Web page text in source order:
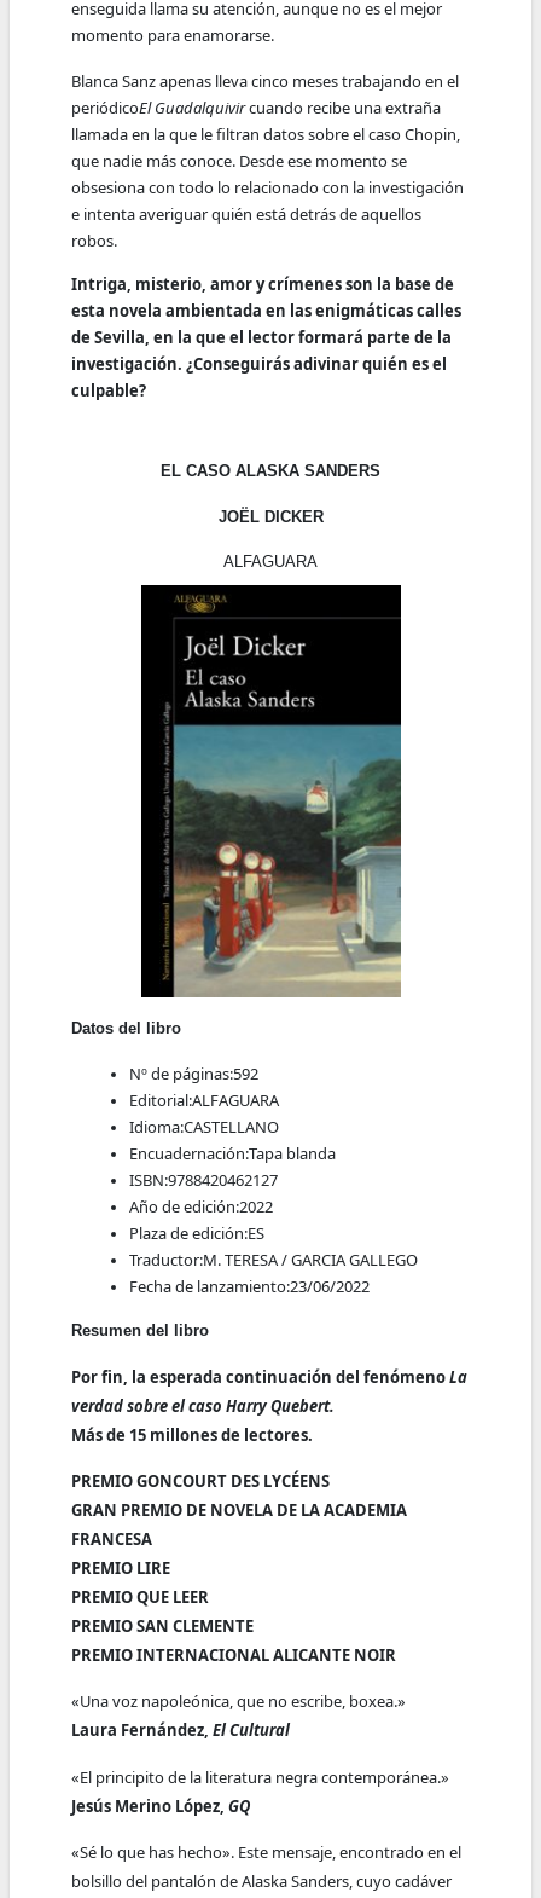
enseguida llama su atención, aunque no es el mejor
momento para enamorarse.
Blanca Sanz apenas lleva cinco meses trabajando en el
periódicoEl Guadalquivircuando recibe una extraña
llamada en la que le filtran datos sobre el caso Chopin,
que nadie más conoce. Desde ese momento se
obsesiona con todo lo relacionado con la investigación
e intenta averiguar quién está detrás de aquellos
robos.
Intriga, misterio, amor y crímenes son la base de
esta novela ambientada en las enigmáticas calles
de Sevilla, en la que el lector formará parte de la
investigación. ¿Conseguirás adivinar quién es el
culpable?
EL CASO ALASKA SANDERS
JOËL DICKER
ALFAGUARA
Datos del libro
Nº de páginas:592
Editorial:ALFAGUARA
Idioma:CASTELLANO
Encuadernación:Tapa blanda
ISBN:9788420462127
Año de edición:2022
Plaza de edición:ES
Traductor:M. TERESA / GARCIA GALLEGO
Fecha de lanzamiento:23/06/2022
Resumen del libro
Por fin, la esperada continuación del fenómenoLa
verdad sobre el caso Harry Quebert.
Más de 15 millones de lectores.
PREMIO GONCOURT DES LYCÉENS
GRAN PREMIO DE NOVELA DE LA ACADEMIA
FRANCESA
PREMIO LIRE
PREMIO QUE LEER
PREMIO SAN CLEMENTE
PREMIO INTERNACIONAL ALICANTE NOIR
«Una voz napoleónica, que no escribe, boxea.»
Laura Fernández,El Cultural
«El principito de la literatura negra contemporánea.»
Jesús Merino López,GQ
«Sé lo que has hecho». Este mensaje, encontrado en el
bolsillo del pantalón de Alaska Sanders, cuyo cadáver